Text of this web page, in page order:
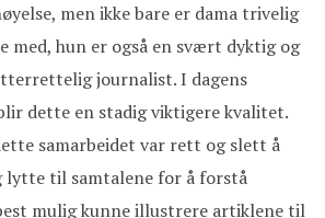
men ikke bare er dama trivelig
med, hun er også en svært dyktig og
journalist. I dagens
dette en stadig viktigere kvalitet.
samarbeidet var rett og slett å
lytte til samtalene for å forstå
mulig kunne illustrere artiklene til